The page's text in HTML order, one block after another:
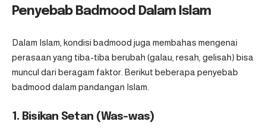
Penyebab Badmood Dalam Islam
Dalam Islam, kondisi badmood juga membahas mengenai
perasaan yang tiba-tiba berubah (galau, resah, gelisah) bisa
muncul dari beragam faktor. Berikut beberapa penyebab
badmood dalam pandangan Islam.
1. Bisikan Setan (Was-was)